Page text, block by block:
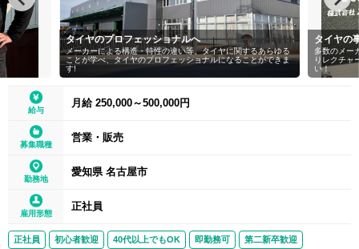
タイヤのプロフェッショナルへ
メーカーによる構造・特性の違い等、タイヤに関するあらゆる
ことが学べ、タイヤのプロフェッショナルになることができま
す!
タイヤの
多数のメー
りレクチャ
い！
給与
月給 250,000～500,000円
募集職種
営業・販売
勤務地
愛知県 名古屋市
雇用形態
正社員
正社員 初心者歓迎 40代以上でもOK 即勤務可 第二新卒歓迎